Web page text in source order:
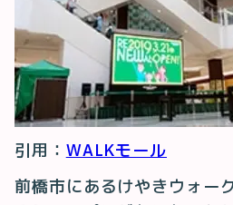
引用： WALKモール
前橋市にあるけやきウォー